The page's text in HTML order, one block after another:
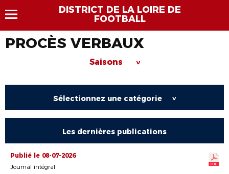
DISTRICT DE LA LOIRE DE
FOOTBALL
PROCÈS VERBAUX
Saisons >
Sélectionnez une catégorie >
Les dernières publications
Publié le 08-07-2026
Journal intégral